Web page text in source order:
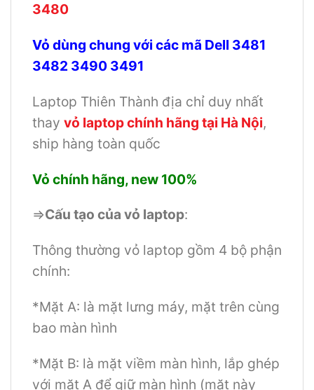
3480
Vỏ dùng chung với các mã Dell 3481
3482 3490 3491
Laptop Thiên Thành địa chỉ duy nhất
thay vỏ laptop chính hãng tại Hà Nội,
ship hàng toàn quốc
Vỏ chính hãng, new 100%
=>Cấu tạo của vỏ laptop:
Thông thường vỏ laptop gồm 4 bộ phận
chính:
*Mặt A: là mặt lưng máy, mặt trên cùng
bao màn hình
*Mặt B: là mặt viềm màn hình, lắp ghép
với mặt A để giữ màn hình (mặt này